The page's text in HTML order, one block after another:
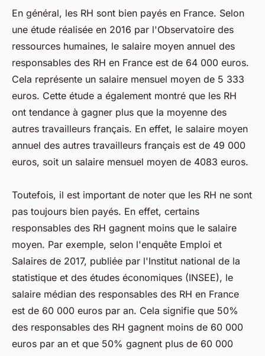
En général, les RH sont bien payés en France. Selon
une étude réalisée en 2016 par l'Observatoire des
ressources humaines, le salaire moyen annuel des
responsables des RH en France est de 64 000 euros.
Cela représente un salaire mensuel moyen de 5 333
euros. Cette étude a également montré que les RH
ont tendance à gagner plus que la moyenne des
autres travailleurs français. En effet, le salaire moyen
annuel des autres travailleurs français est de 49 000
euros, soit un salaire mensuel moyen de 4083 euros.
Toutefois, il est important de noter que les RH ne sont
pas toujours bien payés. En effet, certains
responsables des RH gagnent moins que le salaire
moyen. Par exemple, selon l'enquête Emploi et
Salaires de 2017, publiée par l'Institut national de la
statistique et des études économiques (INSEE), le
salaire médian des responsables des RH en France
est de 60 000 euros par an. Cela signifie que 50%
des responsables des RH gagnent moins de 60 000
euros par an et que 50% gagnent plus de 60 000